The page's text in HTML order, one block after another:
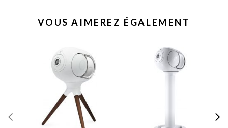
VOUS AIMEREZ ÉGALEMENT